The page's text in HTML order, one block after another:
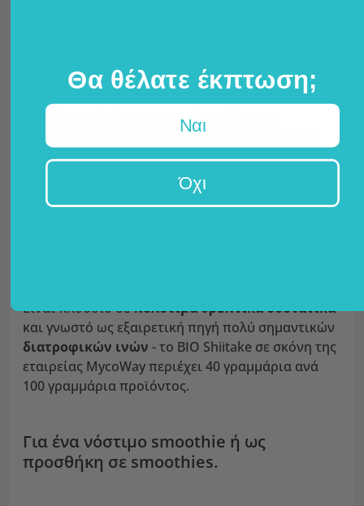
) είναι ένα από τα
πιο δημοφιλή
και εκτιμημένα εδέσματα
μανιτάρια στον κόσμο. Κατάγεται από την Άπω
Ανατολή, όπου χρησιμοποιείται στην
βοτανολογία
ευεργετικές του ιδιότητες.
Είναι πλούσιο σεπολύτιμα θρεπτικά συστατικά
και γνωστό ως εξαιρετική πηγή πολύ σημαντικών
διατροφικών ινών - το BIO Shiitake σε σκόνη της
εταιρείας MycoWay περιέχει 40 γραμμάρια ανά
100 γραμμάρια προϊόντος.
Για ένα νόστιμο smoothie ή ως
προσθήκη σε smoothies.
Θα θέλατε έκπτωση;
Ναι
Όχι